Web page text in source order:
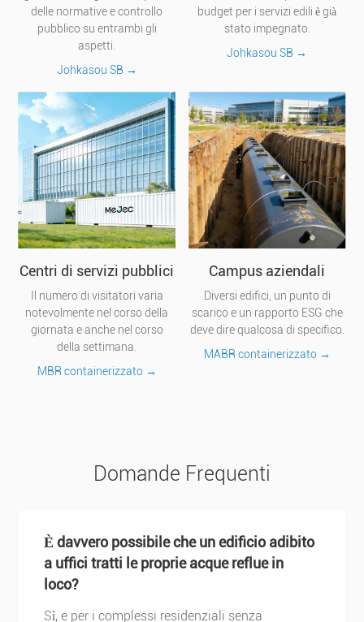
delle normative e controllo
pubblico su entrambi gli
aspetti.
Johkasou SB →
budget per i servizi edili è già
stato impegnato.
Johkasou SB →
Centri di servizi pubblici
Il numero di visitatori varia
notevolmente nel corso della
giornata e anche nel corso
della settimana.
MBR containerizzato →
Campus aziendali
Diversi edifici, un punto di
scarico e un rapporto ESG che
deve dire qualcosa di specifico.
MABR containerizzato →
Domande Frequenti
È davvero possibile che un edificio adibito
a uffici tratti le proprie acque reflue in
loco?
Sì, e per i complessi residenziali senza